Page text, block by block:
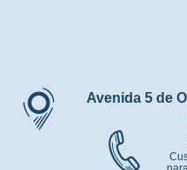
Avenida 5 de